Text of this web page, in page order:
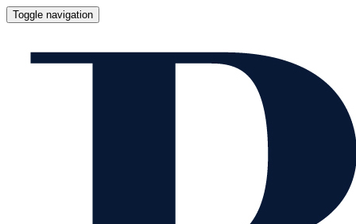
Toggle navigation